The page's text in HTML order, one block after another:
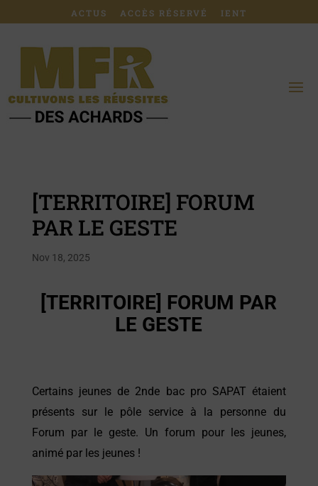
ACTUS ACCÈS RÉSERVÉ IENT
[TERRITOIRE] FORUM
PAR LE GESTE
Nov 18, 2025
[TERRITOIRE] FORUM PAR
LE GESTE
Certains jeunes de 2nde bac pro SAPAT étaient
présents sur le pôle service à la personne du
Forum par le geste. Un forum pour les jeunes,
animé par les jeunes !